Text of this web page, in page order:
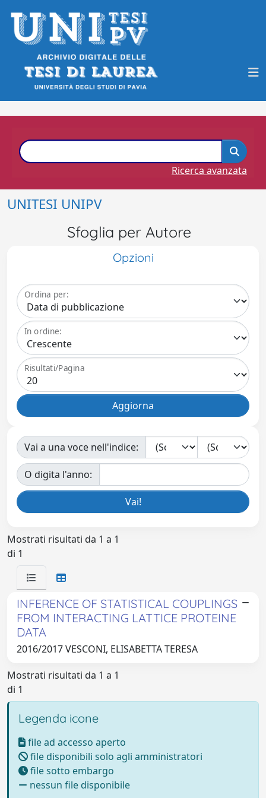
Ricerca avanzata
UNITESI UNIPV
Sfoglia per Autore
Opzioni
Ordina per:
In ordine:
Risultati/Pagina
Vai a una voce nell'indice:
O digita l'anno:
Mostrati risultati da 1 a 1
di 1
INFERENCE OF STATISTICAL COUPLINGS
FROM INTERACTING LATTICE PROTEINE
DATA
2016/2017 VESCONI, ELISABETTA TERESA
Mostrati risultati da 1 a 1
di 1
Legenda icone
file ad accesso aperto
file disponibili solo agli amministratori
file sotto embargo
nessun file disponibile